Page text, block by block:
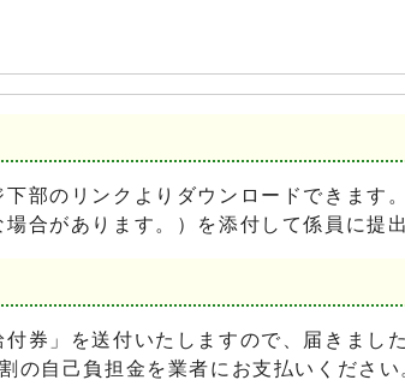
部のリンクよりダウンロードできます
合があります。）を添付して係員に提
券」を送付いたしますので、届きまし
の自己負担金を業者にお支払いください